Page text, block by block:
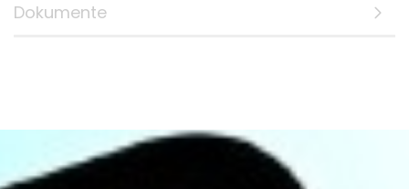
Dokumente